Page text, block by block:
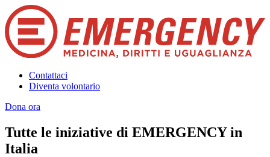
Contattaci
Diventa volontario
Dona ora
Tutte le iniziative di EMERGENCY in
Italia